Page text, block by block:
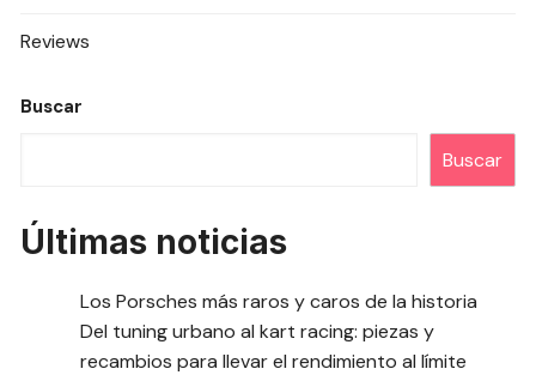
Reviews
Buscar
Buscar
Últimas noticias
Los Porsches más raros y caros de la historia
Del tuning urbano al kart racing: piezas y
recambios para llevar el rendimiento al límite